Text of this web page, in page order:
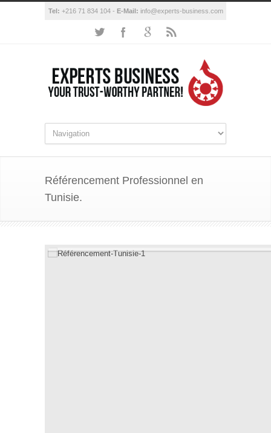
Tel: +216 71 834 104 - E-Mail: info@experts-business.com
Référencement Professionnel en
Tunisie.